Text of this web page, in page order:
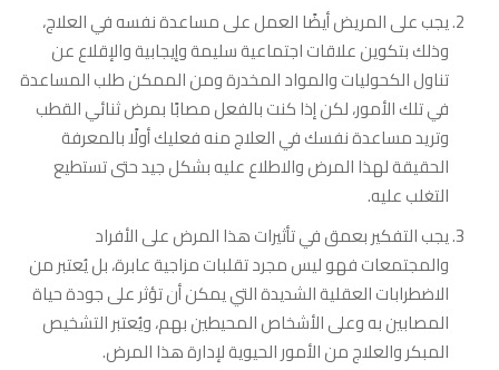
يجب على المريض أيضًا العمل على مساعدة نفسه في العلاج،
وذلك بتكوين علاقات اجتماعية سليمة وإيجابية والإقلاع عن
تناول الكحوليات والمواد المخدرة ومن الممكن طلب المساعدة
في تلك الأمور، لكن إذا كنت بالفعل مصابًا بمرض ثنائي القطب
وتريد مساعدة نفسك في العلاج منه فعليك أولًا بالمعرفة
الحقيقة لهذا المرض والاطلاع عليه بشكل جيد حتى تستطيع
التغلب عليه.
يجب التفكير بعمق في تأثيرات هذا المرض على الأفراد
والمجتمعات فهو ليس مجرد تقلبات مزاجية عابرة، بل يُعتبر من
الاضطرابات العقلية الشديدة التي يمكن أن تؤثر على جودة حياة
المصابين به وعلى الأشخاص المحيطين بهم، ويُعتبر التشخيص
المبكر والعلاج من الأمور الحيوية لإدارة هذا المرض.